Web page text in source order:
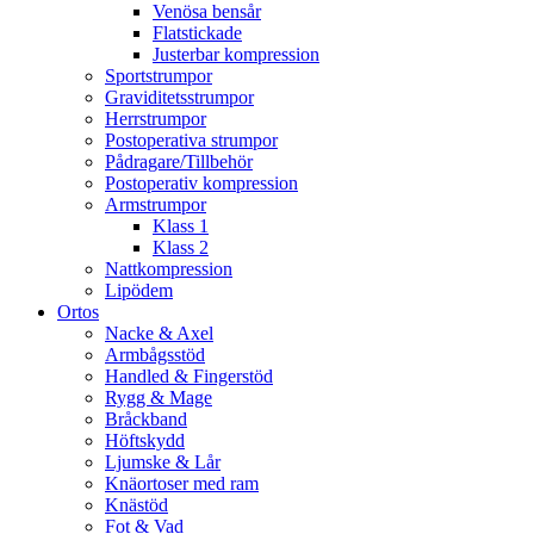
Venösa bensår
Flatstickade
Justerbar kompression
Sportstrumpor
Graviditetsstrumpor
Herrstrumpor
Postoperativa strumpor
Pådragare/Tillbehör
Postoperativ kompression
Armstrumpor
Klass 1
Klass 2
Nattkompression
Lipödem
Ortos
Nacke & Axel
Armbågsstöd
Handled & Fingerstöd
Rygg & Mage
Bråckband
Höftskydd
Ljumske & Lår
Knäortoser med ram
Knästöd
Fot & Vad